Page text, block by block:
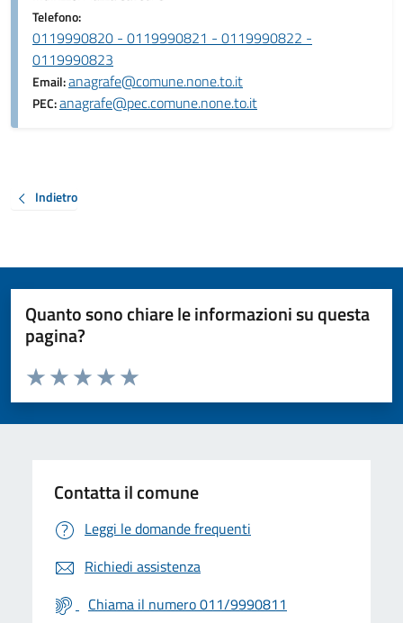
Telefono:
0119990820 - 0119990821 - 0119990822 -
0119990823
Email:anagrafe@comune.none.to.it
PEC:anagrafe@pec.comune.none.to.it
Indietro
Quanto sono chiare le informazioni su questa
pagina?
Valuta da 1 a 5 stelle la pagina
Valuta 5 stelle su 5
Valuta 4 stelle su 5
Valuta 3 stelle su 5
Valuta 2 stelle su 5
Valuta 1 stelle su 5
Contatta il comune
Leggi le domande frequenti
Richiedi assistenza
Chiama il numero 011/9990811